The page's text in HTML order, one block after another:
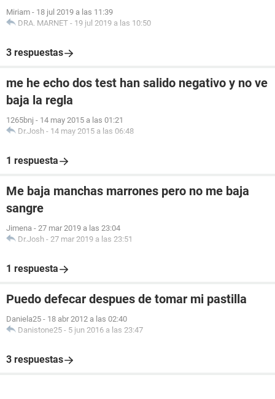
Miriam - 18 jul 2019 a las 11:39
DRA. MARNET - 19 jul 2019 a las 10:50
3 respuestas
me he echo dos test han salido negativo y no ve
baja la regla
1265bnj - 14 may 2015 a las 01:21
Dr.Josh - 14 may 2015 a las 06:48
1 respuesta
Me baja manchas marrones pero no me baja
sangre
Jimena - 27 mar 2019 a las 23:04
Dr.Josh - 27 mar 2019 a las 23:51
1 respuesta
Puedo defecar despues de tomar mi pastilla
Daniela25 - 18 abr 2012 a las 02:40
Danistone25 - 5 jun 2016 a las 23:47
3 respuestas